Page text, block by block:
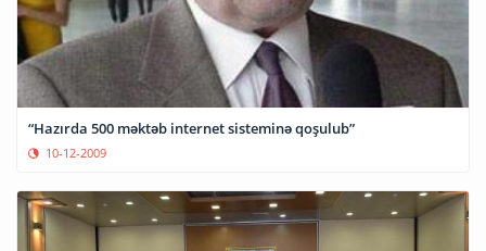
“Hazırda 500 məktəb internet sisteminə qoşulub”
10-12-2009